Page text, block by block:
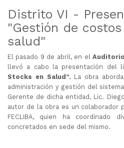
Distrito VI -
"Gestión de
salud"
El pasado 9 de abril, en el
llevó a cabo la presentación del
Stocks en Salud”. La obra
administración y gestión del
Gerente de dicha entidad, Lic.
autor de la obra es un colaborador
FECLIBA, quien ha coordinado
concretados en sede del mismo.